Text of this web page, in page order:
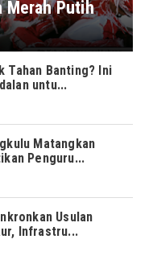
Merah Putih
Tahan Banting? Ini
untu...
Matangkan
Penguru...
Usulan
Infrastru...